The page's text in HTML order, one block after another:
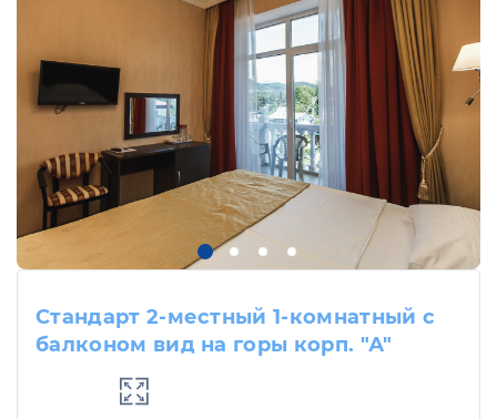
Стандарт 2-местный 1-комнатный с
балконом вид на горы корп. "А"